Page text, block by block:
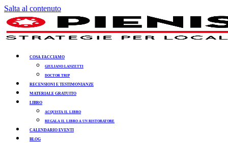
Salta al contenuto
COSA FACCIAMO
GIULIANO LANZETTI
DOCTOR TRIP
RECENSIONI E TESTIMONIANZE
MATERIALE GRATUITO
LIBRO
ACQUISTA IL LIBRO
REGALA IL LIBRO A UN RISTORATORE
CALENDARIO EVENTI
BLOG